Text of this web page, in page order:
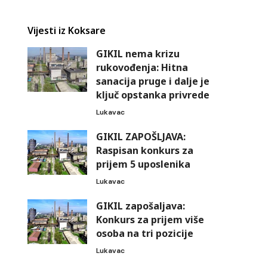
Vijesti iz Koksare
GIKIL nema krizu
rukovođenja: Hitna
sanacija pruge i dalje je
ključ opstanka privrede
Lukavac
GIKIL ZAPOŠLJAVA:
Raspisan konkurs za
prijem 5 uposlenika
Lukavac
GIKIL zapošaljava:
Konkurs za prijem više
osoba na tri pozicije
Lukavac